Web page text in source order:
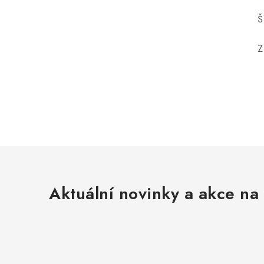
Aktuální novinky a akce na